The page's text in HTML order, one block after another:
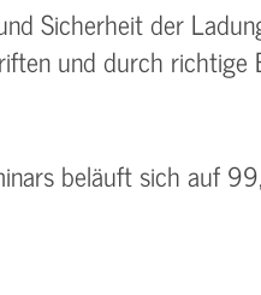
Sicherheit der
und durch richtige
beläuft sich auf